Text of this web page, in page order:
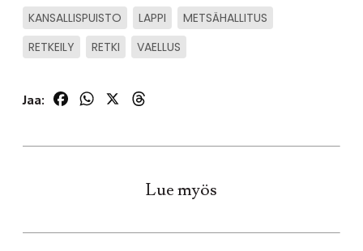
KANSALLISPUISTO LAPPI
METSÄHALLITUS
RETKEILY
RETKI VAELLUS
Jaa: FacebookWhatsApp
Lue myös